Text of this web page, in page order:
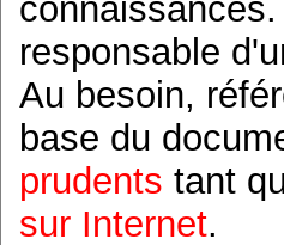
responsable
Au besoin,
base du
prudents tant
sur Internet.